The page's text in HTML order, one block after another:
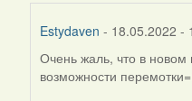
Estydaven - 18.05.2022 -
In
reply
Очень жаль, что в новом
возможности